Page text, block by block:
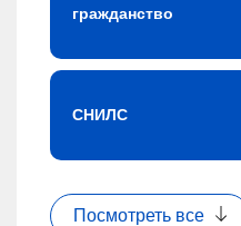
гражданство
СНИЛС
Посмотреть все